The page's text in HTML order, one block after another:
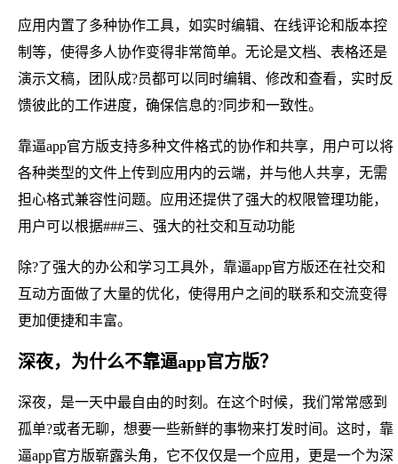
应用内置了多种协作工具，如实时编辑、在线评论和版本控
制等，使得多人协作变得非常简单。无论是文档、表格还是
演示文稿，团队成?员都可以同时编辑、修改和查看，实时反
馈彼此的工作进度，确保信息的?同步和一致性。
靠逼app官方版支持多种文件格式的协作和共享，用户可以将
各种类型的文件上传到应用内的云端，并与他人共享，无需
担心格式兼容性问题。应用还提供了强大的权限管理功能，
用户可以根据###三、强大的社交和互动功能
除?了强大的办公和学习工具外，靠逼app官方版还在社交和
互动方面做了大量的优化，使得用户之间的联系和交流变得
更加便捷和丰富。
深夜，为什么不靠逼app官方版？
深夜，是一天中最自由的时刻。在这个时候，我们常常感到
孤单?或者无聊，想要一些新鲜的事物来打发时间。这时，靠
逼app官方版崭露头角，它不仅仅是一个应用，更是一个为深